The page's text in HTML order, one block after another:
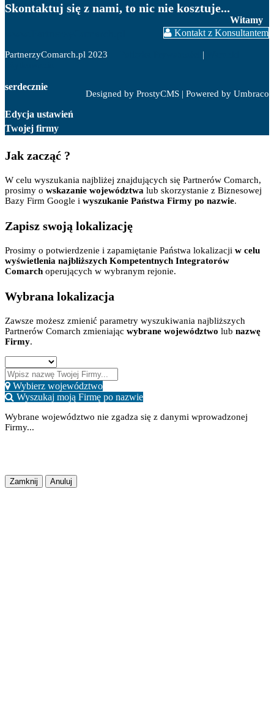
Skontaktuj się z nami, to nic nie kosztuje...
Kontakt z Konsultantem
PartnerzyComarch.pl 2023 |
Designed by ProstyCMS | Powered by Umbraco
Witamy
serdecznie
Edycja ustawień
Twojej firmy
Jak zacząć ?
W celu wyszukania najbliżej znajdujących się Partnerów Comarch,
prosimy o wskazanie województwa lub skorzystanie z Biznesowej
Bazy Firm Google i wyszukanie Państwa Firmy po nazwie.
Zapisz swoją lokalizację
Prosimy o potwierdzenie i zapamiętanie Państwa lokalizacji w celu
wyświetlenia najbliższych Kompetentnych Integratorów
Comarch operujących w wybranym rejonie.
Wybrana lokalizacja
Zawsze możesz zmienić parametry wyszukiwania najbliższych
Partnerów Comarch zmieniając wybrane województwo lub nazwę
Firmy.
Wybierz województwo
Wyszukaj moją Firmę po nazwie
Wybrane województwo nie zgadza się z danymi wprowadzonej
Firmy...
Zamknij Anuluj